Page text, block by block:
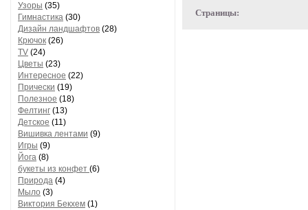
Узоры (35)
Гимнастика (30)
Дизайн ландшафтов (28)
Крючок (26)
TV (24)
Цветы (23)
Интересное (22)
Прически (19)
Полезное (18)
Фелтинг (13)
Детское (11)
Вишивка лентами (9)
Игры (9)
Йога (8)
букеты из конфет (6)
Природа (4)
Мыло (3)
Виктория Бекхем (1)
Страницы: